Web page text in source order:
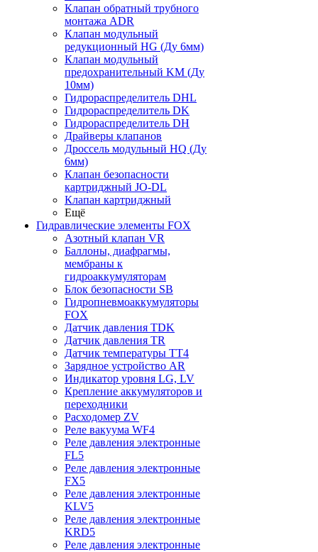
Клапан обратный трубного
монтажа ADR
Клапан модульный
редукционный HG (Ду 6мм)
Клапан модульный
предохранительный KM (Ду
10мм)
Гидрораспределитель DHL
Гидрораспределитель DK
Гидрораспределитель DH
Драйверы клапанов
Дроссель модульный HQ (Ду
6мм)
Клапан безопасности
картриджный JO-DL
Клапан картриджный
Ещё
Гидравлические элементы FOX
Азотный клапан VR
Баллоны, диафрагмы,
мембраны к
гидроаккумуляторам
Блок безопасности SB
Гидропневмоаккумуляторы
FOX
Датчик давления TDK
Датчик давления TR
Датчик температуры TT4
Зарядное устройство AR
Индикатор уровня LG, LV
Крепление аккумуляторов и
переходники
Расходомер ZV
Реле вакуума WF4
Реле давления электронные
FL5
Реле давления электронные
FX5
Реле давления электронные
KLV5
Реле давления электронные
KRD5
Реле давления электронные